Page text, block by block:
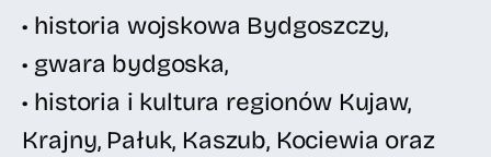
• historia wojskowa Bydgoszczy,
• gwara bydgoska,
• historia i kultura regionów Kujaw,
Krajny, Pałuk, Kaszub, Kociewia oraz